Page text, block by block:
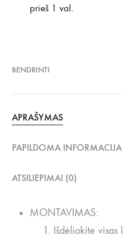
prieš 1 val.
BENDRINTI
APRAŠYMAS
PAPILDOMA INFORMACIJA
ATSILIEPIMAI (0)
MONTAVIMAS:
Išdėliokite visas